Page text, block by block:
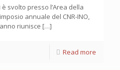
è svolto presso l’Area della
annuale del CNR-INO,
riunisce […]
Read more